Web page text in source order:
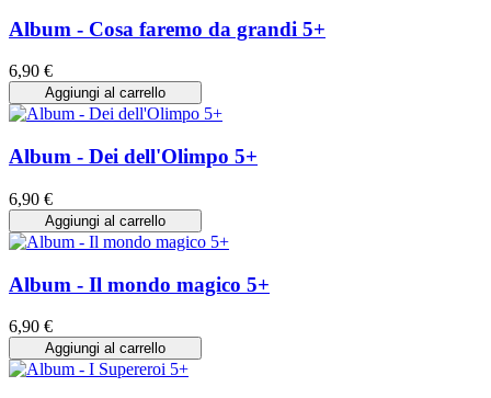
Album - Cosa faremo da grandi 5+
6,90 €
Aggiungi al carrello
Album - Dei dell'Olimpo 5+
6,90 €
Aggiungi al carrello
Album - Il mondo magico 5+
6,90 €
Aggiungi al carrello